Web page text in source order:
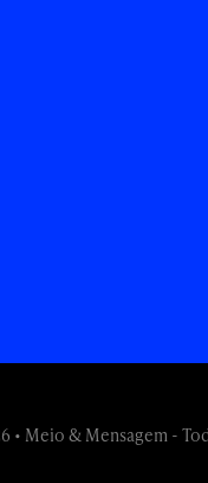
• Meio & Mensagem -